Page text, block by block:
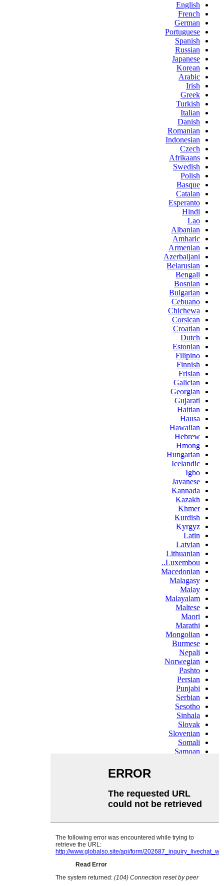
English
French
German
Portuguese
Spanish
Russian
Japanese
Korean
Arabic
Irish
Greek
Turkish
Italian
Danish
Romanian
Indonesian
Czech
Afrikaans
Swedish
Polish
Basque
Catalan
Esperanto
Hindi
Lao
Albanian
Amharic
Armenian
Azerbaijani
Belarusian
Bengali
Bosnian
Bulgarian
Cebuano
Chichewa
Corsican
Croatian
Dutch
Estonian
Filipino
Finnish
Frisian
Galician
Georgian
Gujarati
Haitian
Hausa
Hawaiian
Hebrew
Hmong
Hungarian
Icelandic
Igbo
Javanese
Kannada
Kazakh
Khmer
Kurdish
Kyrgyz
Latin
Latvian
Lithuanian
Luxembou..
Macedonian
Malagasy
Malay
Malayalam
Maltese
Maori
Marathi
Mongolian
Burmese
Nepali
Norwegian
Pashto
Persian
Punjabi
Serbian
Sesotho
Sinhala
Slovak
Slovenian
Somali
Samoan
Swahili
Tajik
Telugu
Ukrainian
Urdu
Welsh